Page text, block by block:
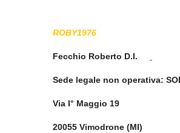
ROBY1976
Fecchio Roberto D.I.
Sede legale non operativa:
Via I° Maggio
20055 Vimodrone (MI)